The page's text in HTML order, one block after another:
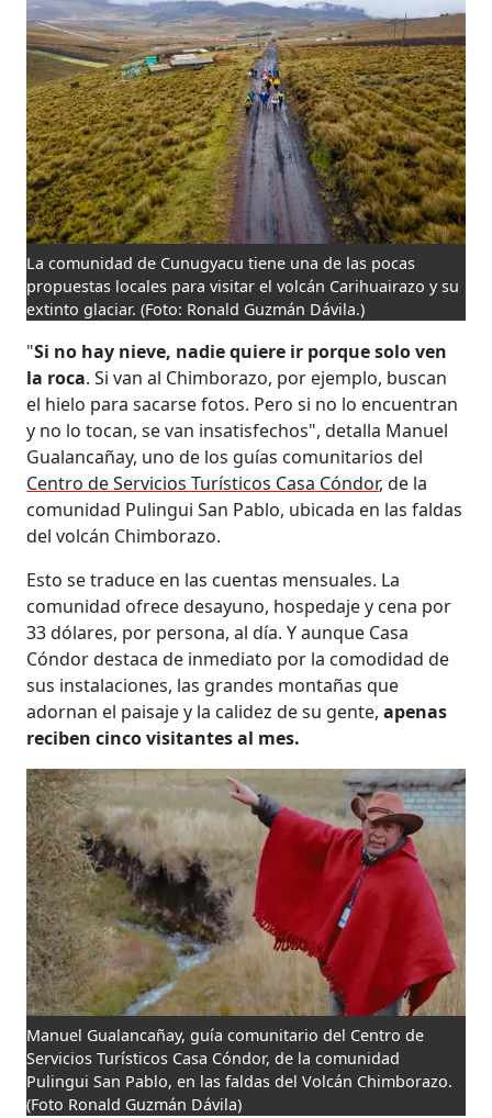
La comunidad de Cunugyacu tiene una de las pocas
propuestas locales para visitar el volcán Carihuairazo y su
extinto glaciar. (Foto: Ronald Guzmán Dávila.)
"Si no hay nieve, nadie quiere ir porque solo ven
la roca. Si van al Chimborazo, por ejemplo, buscan
el hielo para sacarse fotos. Pero si no lo encuentran
y no lo tocan, se van insatisfechos", detalla Manuel
Gualancañay, uno de los guías comunitarios del
Centro de Servicios Turísticos Casa Cóndor, de la
comunidad Pulingui San Pablo, ubicada en las faldas
del volcán Chimborazo.
Esto se traduce en las cuentas mensuales. La
comunidad ofrece desayuno, hospedaje y cena por
33 dólares, por persona, al día. Y aunque Casa
Cóndor destaca de inmediato por la comodidad de
sus instalaciones, las grandes montañas que
adornan el paisaje y la calidez de su gente,apenas
reciben cinco visitantes al mes.
Manuel Gualancañay, guía comunitario del Centro de
Servicios Turísticos Casa Cóndor, de la comunidad
Pulingui San Pablo, en las faldas del Volcán Chimborazo.
(Foto Ronald Guzmán Dávila)